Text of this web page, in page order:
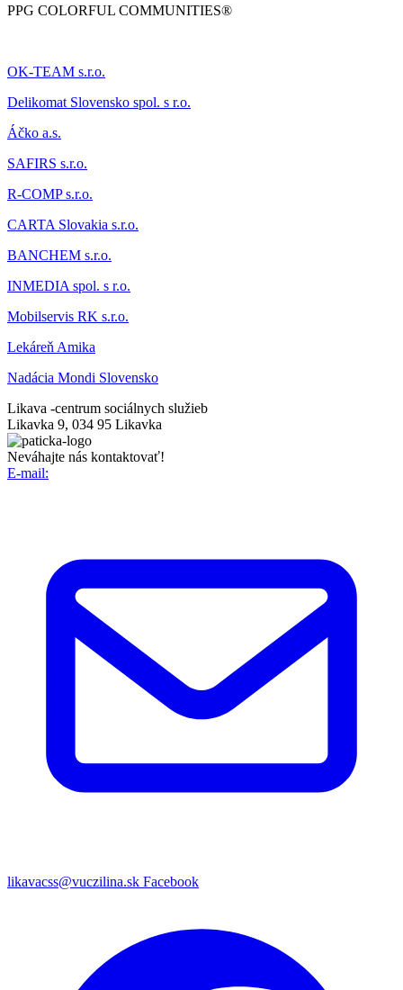
PPG COLORFUL COMMUNITIES®
OK-TEAM s.r.o.
Delikomat Slovensko spol. s r.o.
Áčko a.s.
SAFIRS s.r.o.
R-COMP s.r.o.
CARTA Slovakia s.r.o.
BANCHEM s.r.o.
INMEDIA spol. s r.o.
Mobilservis RK s.r.o.
Lekáreň Amika
Nadácia Mondi Slovensko
Likava -centrum sociálnych služieb
Likavka 9, 034 95 Likavka
Neváhajte nás kontaktovať!
E-mail:
likavacss@vuczilina.sk Facebook